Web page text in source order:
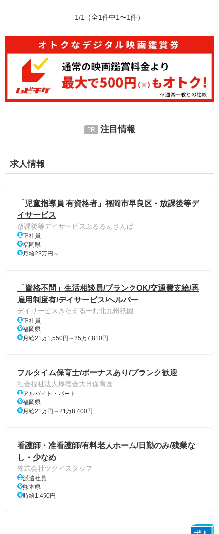
1/1 （全1件中1〜1件）
注目情報
求人情報
「児童指導員 有資格者」福岡市早良区・放課後等デ
イサービス
放課後等デイサービスぷるるんさんば
正社員
福岡県
月給23万円～
「資格不問」生活相談員/ブランクOK/交通費支給/再
雇用制度有/デイサービス/ヘルパー
デイサービスきたえるーむ北九州祇園
正社員
福岡県
月給21万1,550円～25万7,810円
フルタイム保育士/ボーナスあり/ブランク歓迎
社会福祉法人厚徳会大日保育園
アルバイト・パート
福岡県
月給21万円～21万8,400円
看護師・准看護師/有料老人ホーム/日勤のみ/残業な
し・少なめ
株式会社ツクイスタッフ
派遣社員
熊本県
時給1,450円